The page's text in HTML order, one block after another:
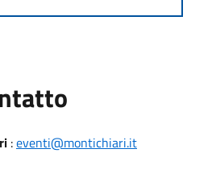
:eventi@montichiari.it